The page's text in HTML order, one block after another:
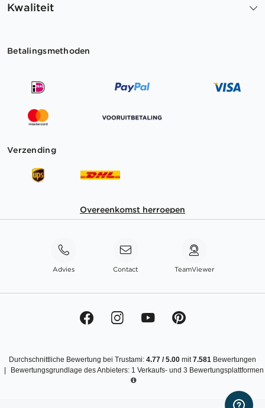
Kwaliteit
Betalingsmethoden
Verzending
Overeenkomst herroepen
Advies Contact TeamViewer
Durchschnittliche Bewertung bei Trustami: 4.77 /5.00 mit7.581 Bewertungen
Bewertungsgrundlage des Anbieters: 1 Verkaufs- und 3 Bewertungsplattformen